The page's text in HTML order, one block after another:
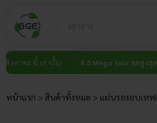
content
นี้ เท่านั้น) 8.8 Mega Sale ลดสูงสุด 15% ทั้
หน้าแรก > สินค้าทั้งหมด > แผ่นรองอบเท